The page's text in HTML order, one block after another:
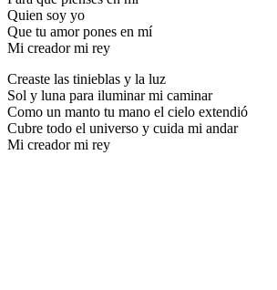
Quien soy yo
Que tu amor pones en mí
Mi creador mi rey
Creaste las tinieblas y la luz
Sol y luna para iluminar mi caminar
Como un manto tu mano el cielo extendió
Cubre todo el universo y cuida mi andar
Mi creador mi rey